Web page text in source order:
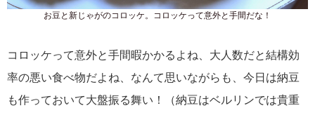
お豆と新じゃがのコロッケ。コロッケって意外と手間だな！
コロッケって意外と手間暇かかるよね、大人数だと結構効
率の悪い食べ物だよね、なんて思いながらも、今日は納豆
も作っておいて大盤振る舞い！（納豆はベルリンでは貴重